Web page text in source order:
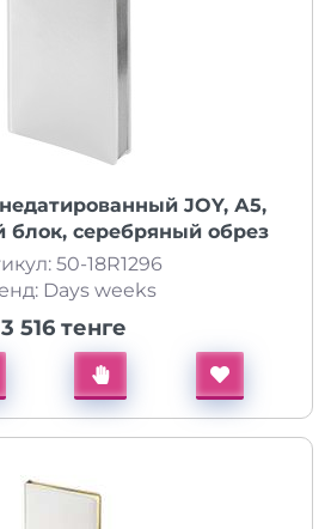
JOY, А5,
серебряный обрез
50-18R1296
Days weeks
3 516 тенге